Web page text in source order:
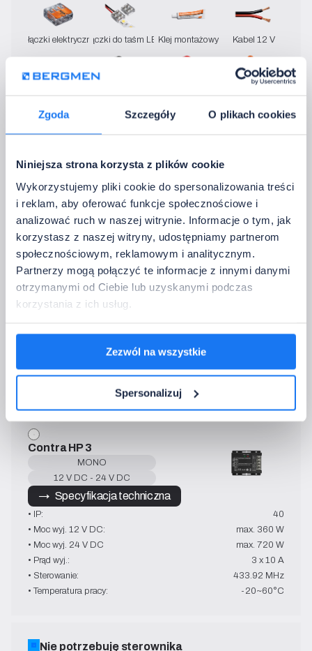
Zgoda Szczegóły O plikach cookies
Niniejsza strona korzysta z plików cookie
Wykorzystujemy pliki cookie do spersonalizowania treści
i reklam, aby oferować funkcje społecznościowe i
analizować ruch w naszej witrynie. Informacje o tym, jak
korzystasz z naszej witryny, udostępniamy partnerom
społecznościowym, reklamowym i analitycznym.
Partnerzy mogą połączyć te informacje z innymi danymi
otrzymanymi od Ciebie lub uzyskanymi podczas
korzystania z ich usług.
Zezwól na wszystkie
Spersonalizuj
Złączki elektryczneZłączki do taśm LEDKlej montażowy Kabel 12 V
3. Wybierz sposób sterowania
Wybierz sposób sterowania modułami.
MLR1
MONO
12 V DC - 24 V DC
→   Specyfikacja techniczna
• IP:
• Moc wyj. 24 V DC
max. 144 W
• Temperatura pracy:
-10~40°C
Contra HP 3
MONO
12 V DC - 24 V DC
→   Specyfikacja techniczna
• IP:
40
• Moc wyj. 12 V DC:
max. 360 W
• Moc wyj. 24 V DC
max. 720 W
• Prąd wyj.:
3 x 10 A
• Sterowanie:
433.92 MHz
• Temperatura pracy:
-20~60°C
Nie potrzebuję sterownika